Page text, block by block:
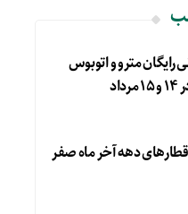
مترو و اتوبوس
دهه آخر ماه صفر